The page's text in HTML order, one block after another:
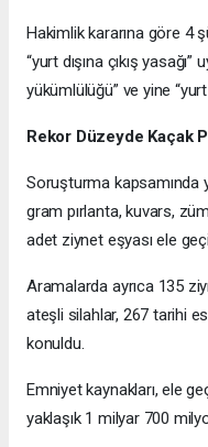
Hakimlik kararına göre 4
“yurt dışına çıkış
yükümlülüğü” ve yine “yurt
Rekor Düzeyde Kaçak
Soruşturma kapsamında
gram pırlanta, kuvars,
adet ziynet eşyası ele
Aramalarda ayrıca 135
ateşli silahlar, 267 tarihi
konuldu.
Emniyet kaynakları, ele
yaklaşık 1 milyar 700